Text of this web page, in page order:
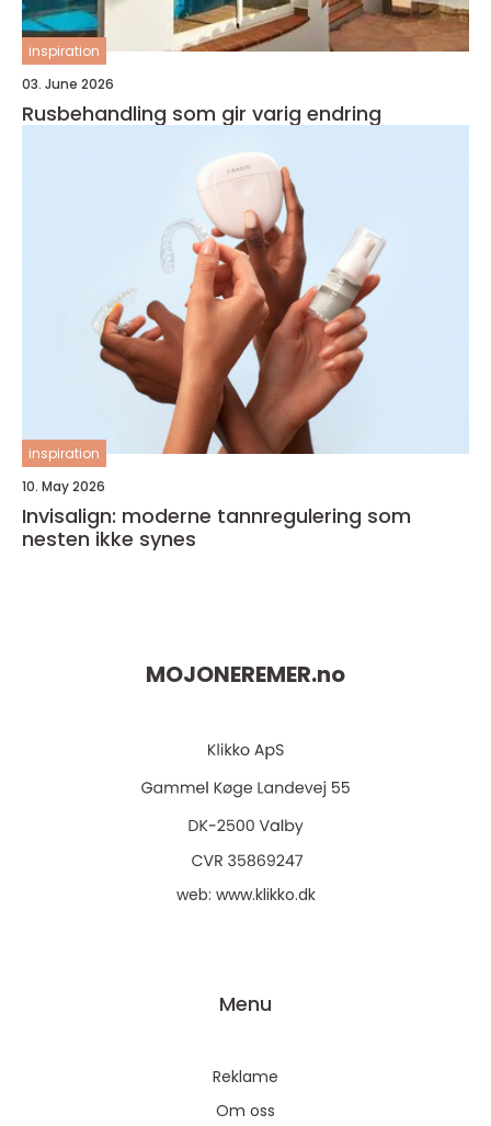
inspiration
03. June 2026
Rusbehandling som gir varig endring
inspiration
10. May 2026
Invisalign: moderne tannregulering som
nesten ikke synes
MOJONEREMER.no
web: www.klikko.dk
Menu
Reklame
Om oss